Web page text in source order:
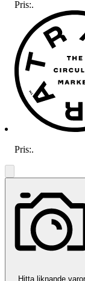
Pris:.
Pris:.
Hitta liknande varor